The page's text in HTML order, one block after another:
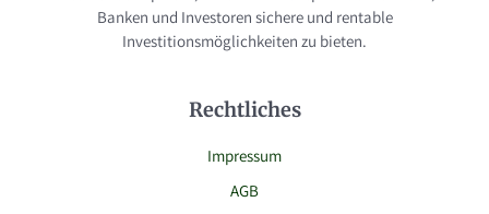
Banken und Investoren sichere und rentable
Investitionsmöglichkeiten zu bieten.
Rechtliches
Impressum
AGB